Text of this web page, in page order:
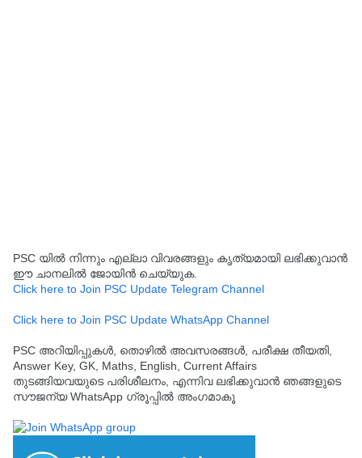
PSC യിൽ നിന്നും എല്ലാ വിവരങ്ങളും കൃത്യമായി ലഭിക്കുവാൻ
ഈ ചാനലിൽ ജോയിൻ ചെയ്യുക.
Click here to Join PSC Update Telegram Channel
Click here to Join PSC Update WhatsApp Channel
PSC അറിയിപ്പുകൾ, തൊഴിൽ അവസരങ്ങൾ, പരീക്ഷ തീയതി,
Answer Key, GK, Maths, English, Current Affairs
തുടങ്ങിയവയുടെ പരിശീലനം, എന്നിവ ലഭിക്കുവാൻ ഞങ്ങളുടെ
സൗജന്യ WhatsApp ഗ്രൂപ്പിൽ അംഗമാകൂ